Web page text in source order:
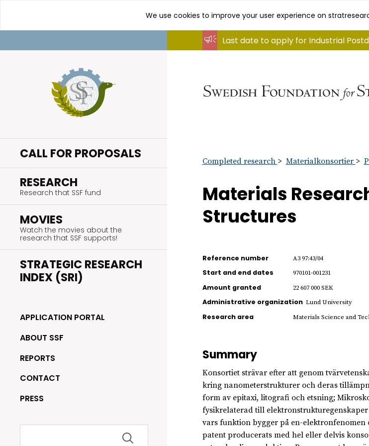
content
We use cookies to improve your user experience on
CALL FOR PROPOSALS
RESEARCH
Research that SSF fund
MOVIES
Watch the movies about the
research that SSF supports!
STRATEGIC RESEARCH
INDEX (SRI)
APPLICATION PORTAL
ABOUT SSF
REPORTS
CONTACT
PRESS
Search
Last date to apply for Industrial
Completed research Materialkonsortier
Materials
Structures
Reference number A3 97:43/04
Start and end dates 970101-001231
Amount granted 22 607 000 SEK
Administrative organization Lund University
Research area Materials Science and
Summary
Konsortiet strävar efter att genom
kring nanometerstrukturer och deras
form av epitaxi, litografi och etsning;
fysikrelaterad till
vars funktion bygger på en-elektronfenomen
patent producerats med hel eller delvis